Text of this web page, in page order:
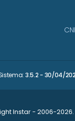
3.5.2 - 30/04/
Instar - 2006-